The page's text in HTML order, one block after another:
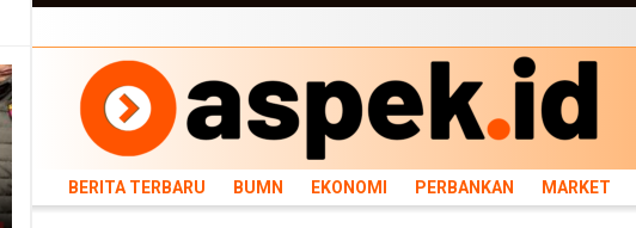
BERITA TERBARU BUMN EKONOMI PERBANKAN MARKET POLITIK NEWS
TEKNOLOGI
BERITA TERBARU BUMN EKONOMI PERBANKAN MARKET